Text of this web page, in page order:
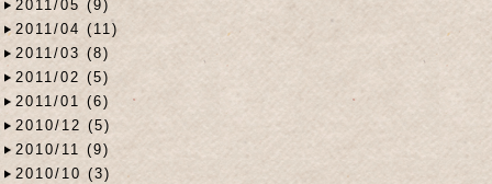
2011/05 (9)
2011/04 (11)
2011/03 (8)
2011/02 (5)
2011/01 (6)
2010/12 (5)
2010/11 (9)
2010/10 (3)